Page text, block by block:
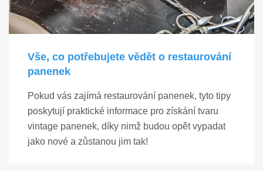
Vše, co potřebujete vědět o restaurování
panenek
Pokud vás zajímá restaurování panenek, tyto tipy
poskytují praktické informace pro získání tvaru
vintage panenek, díky nimž budou opět vypadat
jako nové a zůstanou jim tak!